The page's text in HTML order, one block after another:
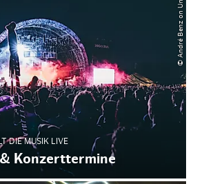
© André Benz on Unsplash
DIE MUSIK LIVE
Konzerttermine